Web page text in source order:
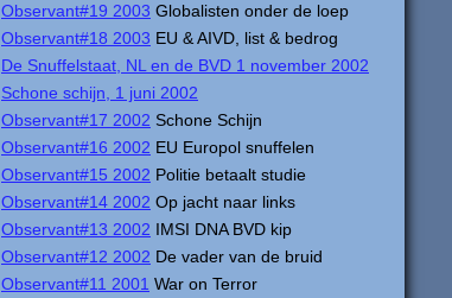
Observant#19 2003 Globalisten onder de loep
Observant#18 2003 EU & AIVD, list & bedrog
De Snuffelstaat, NL en de BVD 1 november 2002
Schone schijn, 1 juni 2002
Observant#17 2002 Schone Schijn
Observant#16 2002 EU Europol snuffelen
Observant#15 2002 Politie betaalt studie
Observant#14 2002 Op jacht naar links
Observant#13 2002 IMSI DNA BVD kip
Observant#12 2002 De vader van de bruid
Observant#11 2001 War on Terror